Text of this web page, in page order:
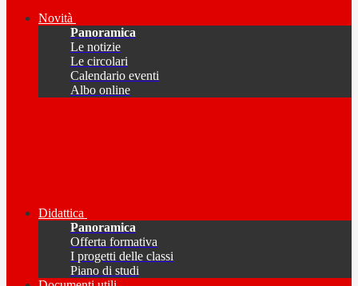
Novità
Panoramica
Le notizie
Le circolari
Calendario eventi
Albo online
Didattica
Panoramica
Offerta formativa
I progetti delle classi
Piano di studi